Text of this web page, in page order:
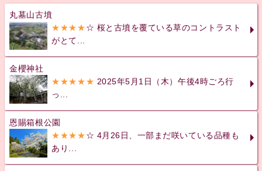
丸墓山古墳
★★★★☆ 桜と古墳を覆ている草のコントラスト
がとて...
金櫻神社
★★★★★ 2025年5月1日（木）午後4時ごろ行
っ...
恩賜箱根公園
★★★★☆ 4月26日、一部まだ咲いている品種も
あり...